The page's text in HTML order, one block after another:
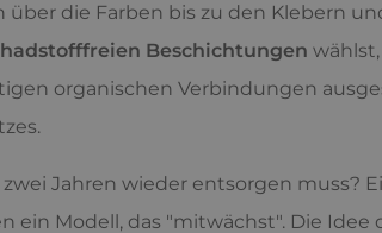
die Farben bis zu den Klebern
Beschichtungen wählst,
organischen Verbindungen
Jahren wieder entsorgen muss?
ein Modell, das "mitwächst". Die Idee